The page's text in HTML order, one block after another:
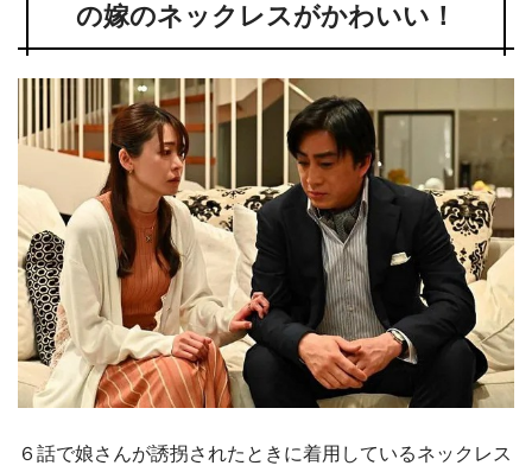
の嫁のネックレスがかわいい！
６話で娘さんが誘拐されたときに着用しているネックレス